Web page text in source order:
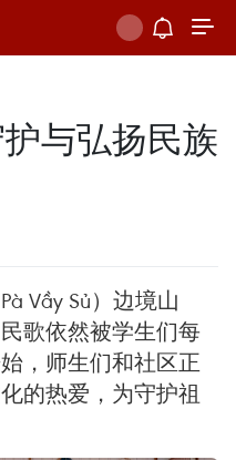
与弘扬民族
Vầy Sủ）边境山
歌依然被学生们每
，师生们和社区正
的热爱，为守护祖